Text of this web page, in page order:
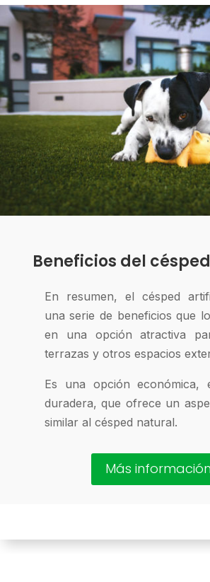
Beneficios del
En resumen, el césped
una serie de beneficios que
en una opción atractiva
terrazas y otros espacios
Es una opción económica,
duradera, que ofrece un
similar al césped natural.
Más información